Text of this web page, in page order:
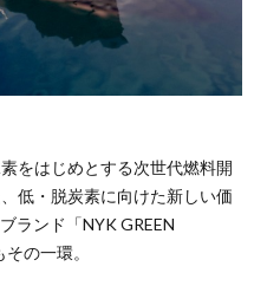
をはじめとする次世代燃料開
低・脱炭素に向けた新しい価
ランド「NYK GREEN
の一環。